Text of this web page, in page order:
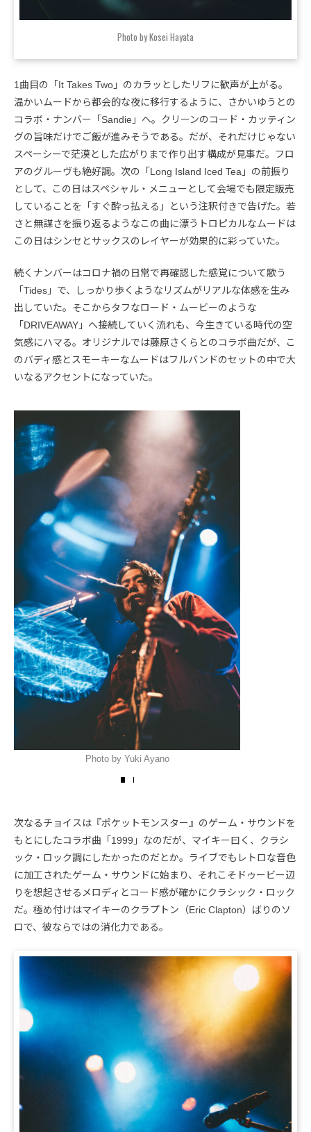
Photo by Kosei Hayata
1曲目の「It Takes Two」のカラッとしたリフに歓声が上がる。
温かいムードから都会的な夜に移行するように、さかいゆうとの
コラボ・ナンバー「Sandie」へ。クリーンのコード・カッティン
グの旨味だけでご飯が進みそうである。だが、それだけじゃない
スペーシーで茫漠とした広がりまで作り出す構成が見事だ。フロ
アのグルーヴも絶好調。次の「Long Island Iced Tea」の前振り
として、この日はスペシャル・メニューとして会場でも限定販売
していることを「すぐ酔っ払える」という注釈付きで告げた。若
さと無謀さを振り返るようなこの曲に漂うトロピカルなムードは
この日はシンセとサックスのレイヤーが効果的に彩っていた。
続くナンバーはコロナ禍の日常で再確認した感覚について歌う
「Tides」で、しっかり歩くようなリズムがリアルな体感を生み
出していた。そこからタフなロード・ムービーのような
「DRIVEAWAY」へ接続していく流れも、今生きている時代の空
気感にハマる。オリジナルでは藤原さくらとのコラボ曲だが、こ
のバディ感とスモーキーなムードはフルバンドのセットの中で大
いなるアクセントになっていた。
Photo by Yuki Ayano
次なるチョイスは『ポケットモンスター』のゲーム・サウンドを
もとにしたコラボ曲「1999」なのだが、マイキー曰く、クラシ
ック・ロック調にしたかったのだとか。ライブでもレトロな音色
に加工されたゲーム・サウンドに始まり、それこそドゥービー辺
りを想起させるメロディとコード感が確かにクラシック・ロック
だ。極め付けはマイキーのクラプトン（Eric Clapton）ばりのソ
ロで、彼ならではの消化力である。